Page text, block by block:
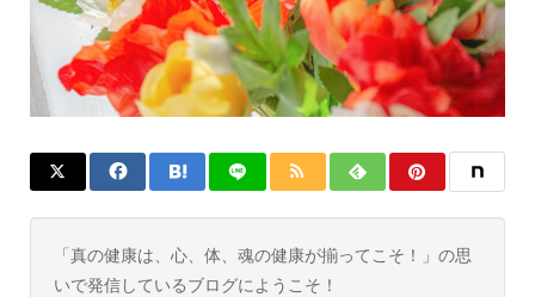
「真の健康は、心、体、魂の健康が揃ってこそ！」の思
いで発信しているブログにようこそ！